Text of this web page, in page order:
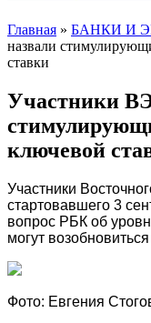
Главная » БАНКИ И
назвали
ставки
Участники
ключевой
Участники
стартовавшего 3
вопрос РБК об
могут
Фото: Евгения